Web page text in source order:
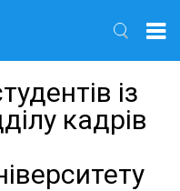
із
кадрів